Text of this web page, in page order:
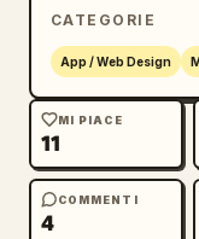
CATEGORIE
App / Web Design
MI PIACE
11
COMMENTI
4